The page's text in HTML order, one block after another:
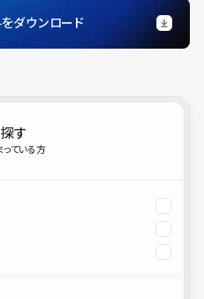
ダウンロード
す
っている方